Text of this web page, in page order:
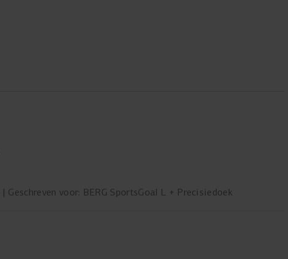
Geschreven voor: BERG SportsGoal L + Precisiedoek